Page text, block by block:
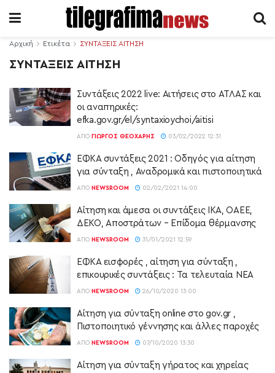
Αρχική Ετικέτα ΣΥΝΤΑΞΕΙΣ ΑΙΤΗΣΗ
ΣΥΝΤΑΞΕΙΣ ΑΙΤΗΣΗ
Συντάξεις 2022 live: Αιτήσεις στο ΑΤΛΑΣ και
οι αναπηρικές:
efka.gov.gr/el/syntaxioychoi/aitisi
ΑΠΌ ΓΙΏΡΓΟΣ ΘΕΟΧΆΡΗΣ 03/02/2022 12:31
ΕΦΚΑ συντάξεις 2021 : Οδηγός για αίτηση
για σύνταξη , Αναδρομικά και πιστοποιητικά
ΑΠΌ NEWSROOM 02/02/2021 14:00
Αίτηση και άμεσα οι συντάξεις ΙΚΑ, ΟΑΕΕ,
ΔΕΚΟ, Αποστράτων – Επίδομα θέρμανσης
ΑΠΌ NEWSROOM 31/01/2021 12:59
ΕΦΚΑ εισφορές , αίτηση για σύνταξη ,
επικουρικές συντάξεις : Τα τελευταία ΝΕΑ
ΑΠΌ NEWSROOM 26/10/2020 13:00
Αίτηση για σύνταξη online στο gov.gr ,
Πιστοποιητικό γέννησης και άλλες παροχές
ΑΠΌ NEWSROOM 07/10/2020 13:30
Αίτηση για σύνταξη γήρατος και χηρείας